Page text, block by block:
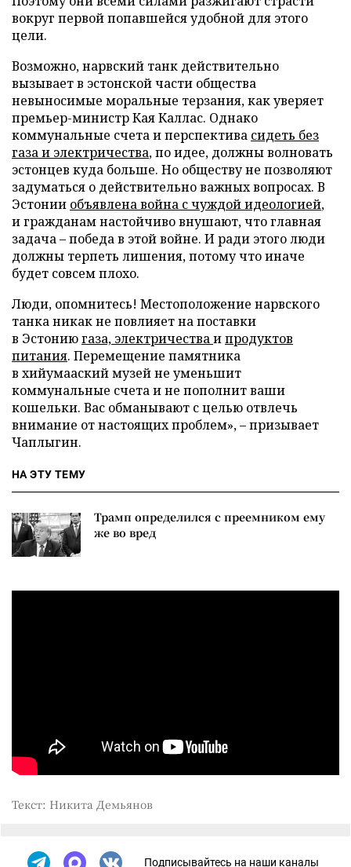
вокруг первой попавшейся удобной для этого
цели.
Возможно, нарвский танк действительно
вызывает в эстонской части общества
невыносимые моральные терзания, как уверяет
премьер-министр Кая Каллас. Однако
коммунальные счета и перспектива сидеть без
газа и электричества, по идее, должны волновать
эстонцев куда больше. Но обществу не позволяют
задуматься о действительно важных вопросах. В
Эстонии объявлена война с чуждой идеологией,
и гражданам настойчиво внушают, что главная
задача – победа в этой войне. И ради этого люди
должны терпеть лишения, потому что иначе
будет совсем плохо.
Люди, опомнитесь! Местоположение нарвского
танка никак не повлияет на поставки
в Эстониюгаза, электричестваипродуктов
питания. Перемещение памятника
в хийумааский музей не уменьшит
коммунальные счета и не пополнит ваши
кошельки. Вас обманывают с целью отвлечь
внимание от настоящих проблем», – призывает
Чаплыгин.
НА ЭТУ ТЕМУ
Трамп определился с преемником ему
же во вред
Текст: Никита Демьянов
Подписывайтесь на наши каналы